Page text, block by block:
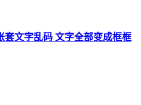
套文字乱码 文字全部变成框框